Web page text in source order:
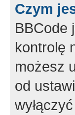
Czym
BBCode
kontrolę
możesz
od